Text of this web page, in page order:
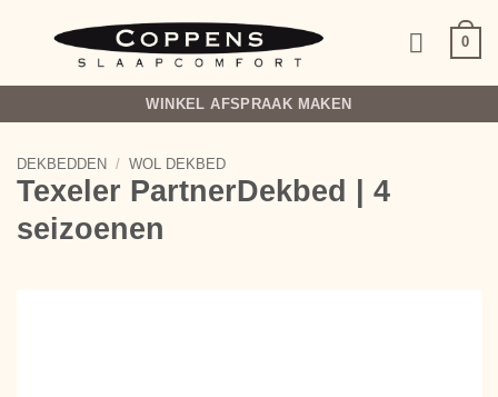
0
WINKEL AFSPRAAK MAKEN
DEKBEDDEN / WOL DEKBED
Texeler PartnerDekbed | 4
seizoenen